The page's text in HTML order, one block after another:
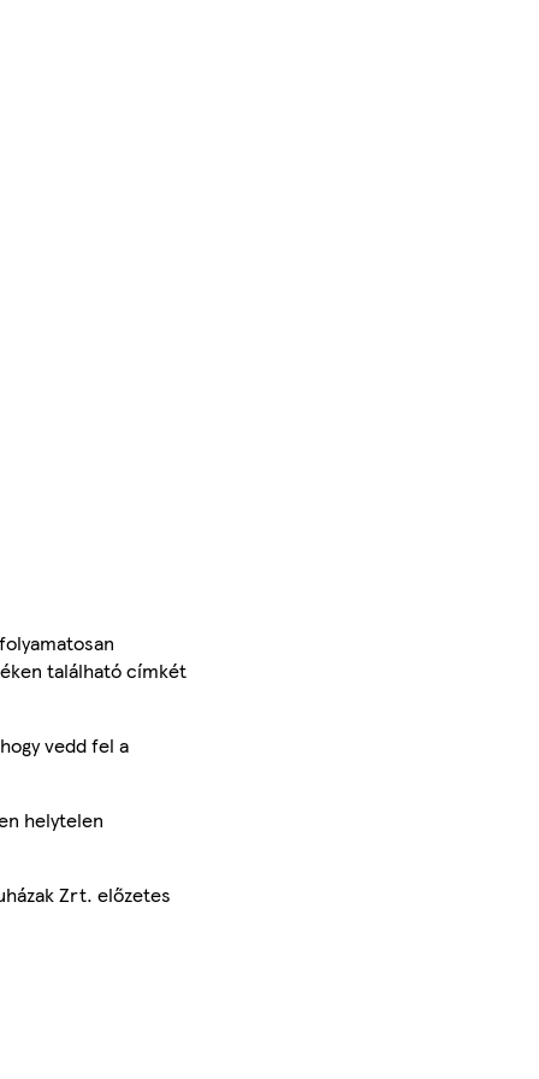
található címkét
vedd fel a
helytelen
Zrt. előzetes